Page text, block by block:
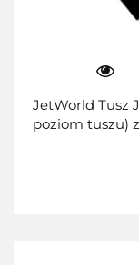
JetWorld Tusz
poziom tuszu)